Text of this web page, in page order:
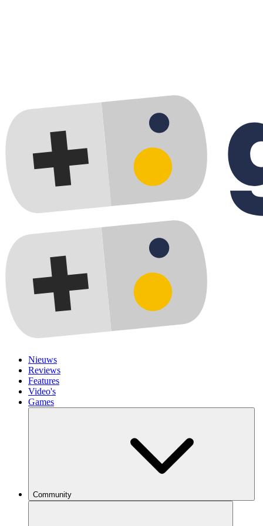
Nieuws
Reviews
Features
Video's
Games
Community